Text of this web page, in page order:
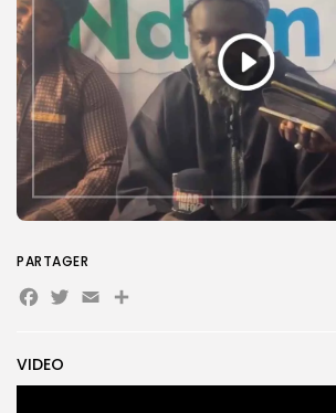
for:
FR
VIDEO
PARTAGER
Facebook
Twitter
EmailPartager